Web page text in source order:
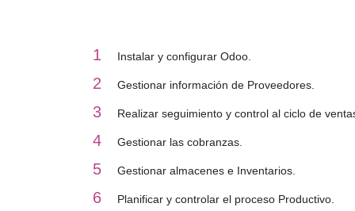
1 Instalar y configurar Odoo.
2 Gestionar información de Proveedores.
3 Realizar seguimiento y control al ciclo de
4 Gestionar las cobranzas.
5 Gestionar almacenes e Inventarios.
6 Planificar y controlar el proceso Productivo.